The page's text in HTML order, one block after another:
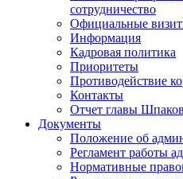
сотрудничество
Официальные
Информация
Кадровая политика
Приоритеты
Противодействие
Контакты
Отчет главы
Документы
Положение об
Регламент работы
Нормативные